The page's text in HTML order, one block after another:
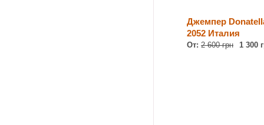
Джемпер
2052 Италия
От: 2 600 грн 1 300